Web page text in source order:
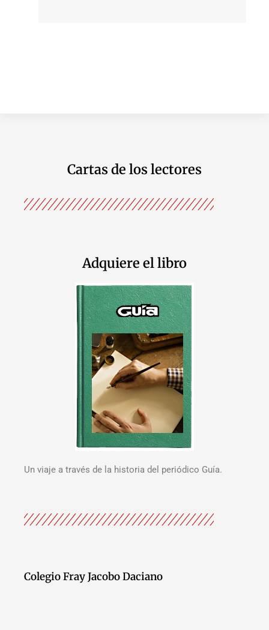
Cartas de los lectores
Adquiere el libro
Un viaje a través de la historia del periódico Guía.
Colegio Fray Jacobo Daciano